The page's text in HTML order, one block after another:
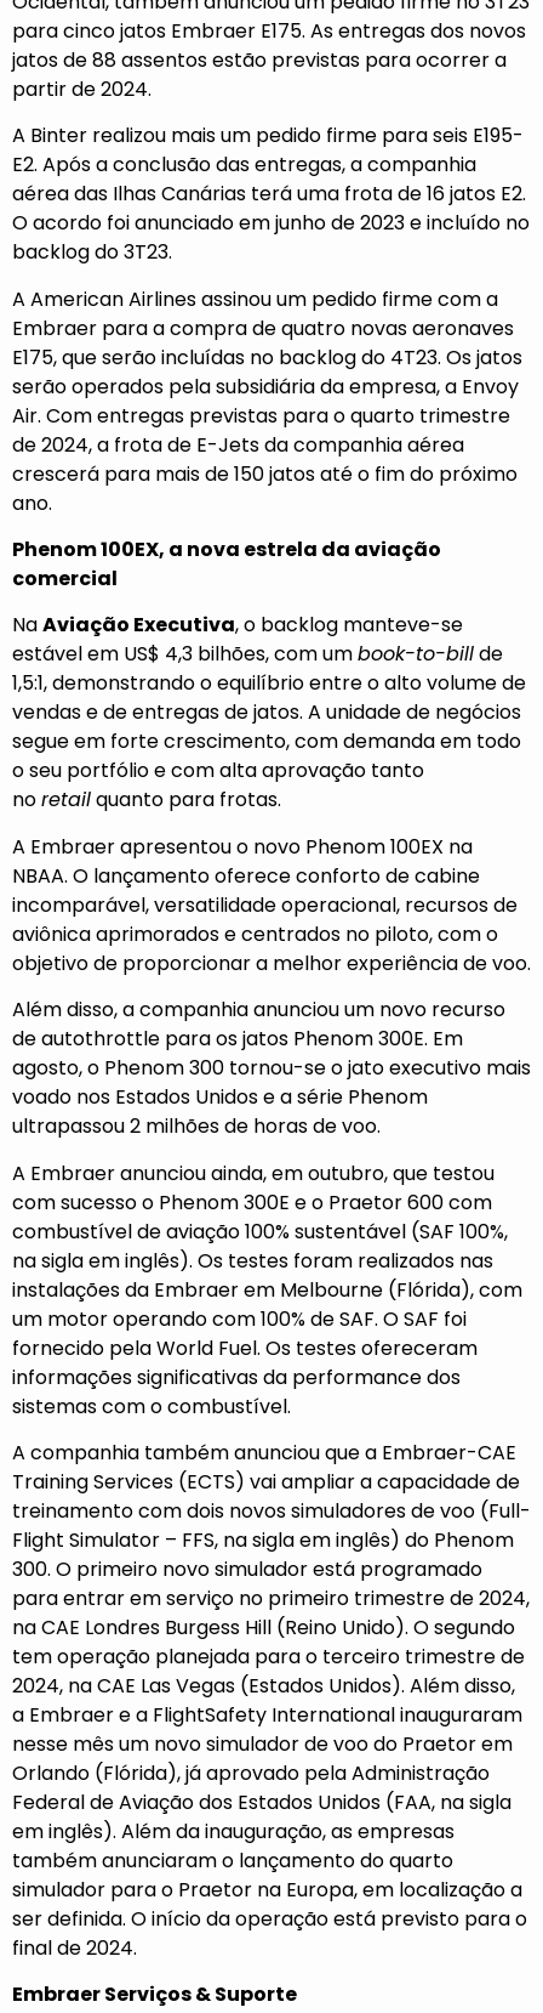
para cinco jatos Embraer E175. As entregas dos novos
jatos de 88 assentos estão previstas para ocorrer a
partir de 2024.
A Binter realizou mais um pedido firme para seis E195-
E2. Após a conclusão das entregas, a companhia
aérea das Ilhas Canárias terá uma frota de 16 jatos E2.
O acordo foi anunciado em junho de 2023 e incluído no
backlog do 3T23.
A American Airlines assinou um pedido firme com a
Embraer para a compra de quatro novas aeronaves
E175, que serão incluídas no backlog do 4T23. Os jatos
serão operados pela subsidiária da empresa, a Envoy
Air. Com entregas previstas para o quarto trimestre
de 2024, a frota de E-Jets da companhia aérea
crescerá para mais de 150 jatos até o fim do próximo
ano.
Phenom 100EX, a nova estrela da aviação
comercial
NaAviação Executiva, o backlog manteve-se
estável em US$ 4,3 bilhões, com umbook-to-billde
1,5:1, demonstrando o equilíbrio entre o alto volume de
vendas e de entregas de jatos. A unidade de negócios
segue em forte crescimento, com demanda em todo
o seu portfólio e com alta aprovação tanto
noretailquanto para frotas.
A Embraer apresentou o novo Phenom 100EX na
NBAA. O lançamento oferece conforto de cabine
incomparável, versatilidade operacional, recursos de
aviônica aprimorados e centrados no piloto, com o
objetivo de proporcionar a melhor experiência de voo.
Além disso, a companhia anunciou um novo recurso
de autothrottle para os jatos Phenom 300E. Em
agosto, o Phenom 300 tornou-se o jato executivo mais
voado nos Estados Unidos e a série Phenom
ultrapassou 2 milhões de horas de voo.
A Embraer anunciou ainda, em outubro, que testou
com sucesso o Phenom 300E e o Praetor 600 com
combustível de aviação 100% sustentável (SAF 100%,
na sigla em inglês). Os testes foram realizados nas
instalações da Embraer em Melbourne (Flórida), com
um motor operando com 100% de SAF. O SAF foi
fornecido pela World Fuel. Os testes ofereceram
informações significativas da performance dos
sistemas com o combustível.
A companhia também anunciou que a Embraer-CAE
Training Services (ECTS) vai ampliar a capacidade de
treinamento com dois novos simuladores de voo (Full-
Flight Simulator – FFS, na sigla em inglês) do Phenom
300. O primeiro novo simulador está programado
para entrar em serviço no primeiro trimestre de 2024,
na CAE Londres Burgess Hill (Reino Unido). O segundo
tem operação planejada para o terceiro trimestre de
2024, na CAE Las Vegas (Estados Unidos). Além disso,
a Embraer e a FlightSafety International inauguraram
nesse mês um novo simulador de voo do Praetor em
Orlando (Flórida), já aprovado pela Administração
Federal de Aviação dos Estados Unidos (FAA, na sigla
em inglês). Além da inauguração, as empresas
também anunciaram o lançamento do quarto
simulador para o Praetor na Europa, em localização a
ser definida. O início da operação está previsto para o
final de 2024.
Embraer Serviços & Suporte